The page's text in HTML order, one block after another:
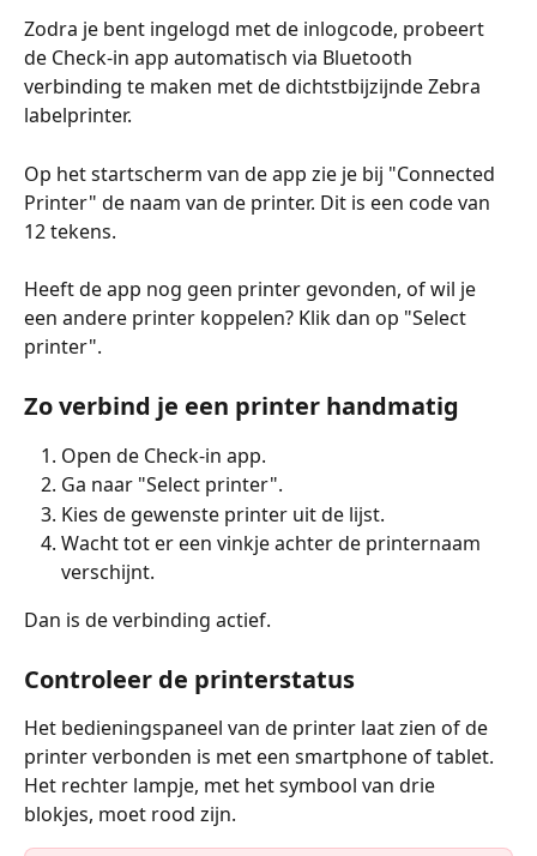
Zodra je bent ingelogd met de inlogcode, probeert
de Check-in app automatisch via Bluetooth
verbinding te maken met de dichtstbijzijnde Zebra
labelprinter.
Op het startscherm van de app zie je bij "Connected
Printer" de naam van de printer. Dit is een code van
12 tekens.
Heeft de app nog geen printer gevonden, of wil je
een andere printer koppelen? Klik dan op "Select
printer".
Zo verbind je een printer handmatig
Open de Check-in app.
Ga naar "Select printer".
Kies de gewenste printer uit de lijst.
Wacht tot er een vinkje achter de printernaam
verschijnt.
Dan is de verbinding actief.
Controleer de printerstatus
Het bedieningspaneel van de printer laat zien of de
printer verbonden is met een smartphone of tablet.
Het rechter lampje, met het symbool van drie
blokjes, moet rood zijn.